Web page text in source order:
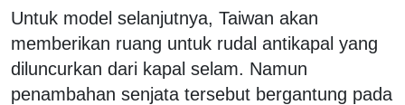
Untuk model selanjutnya, Taiwan akan
memberikan ruang untuk rudal antikapal yang
diluncurkan dari kapal selam. Namun
penambahan senjata tersebut bergantung pada